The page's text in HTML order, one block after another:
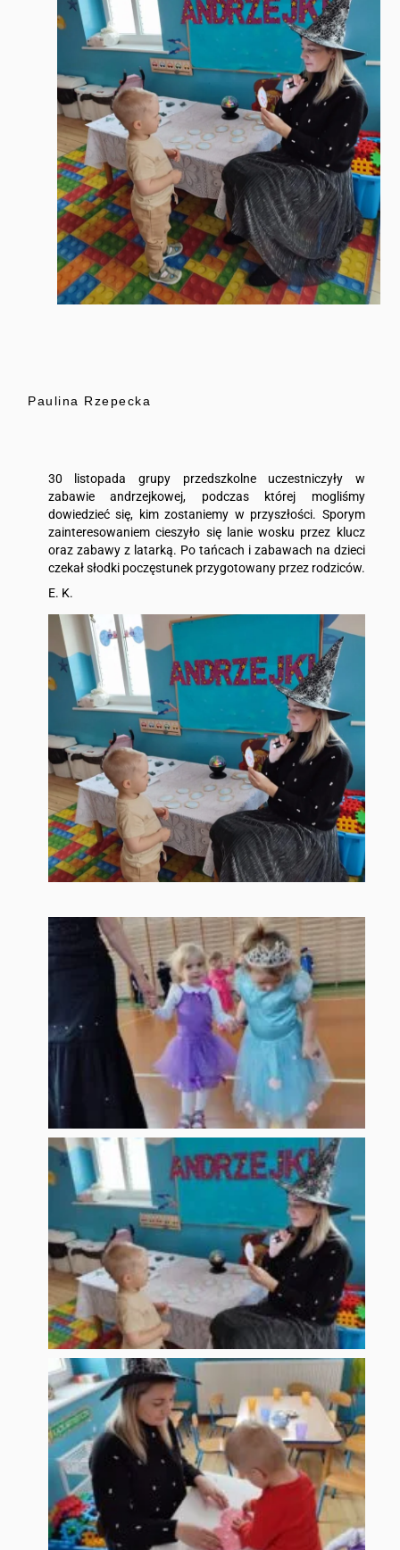
Paulina Rzepecka
30 listopada grupy przedszkolne uczestniczyły w
zabawie andrzejkowej, podczas której mogliśmy
dowiedzieć się, kim zostaniemy w przyszłości. Sporym
zainteresowaniem cieszyło się lanie wosku przez klucz
oraz zabawy z latarką. Po tańcach i zabawach na dzieci
czekał słodki poczęstunek przygotowany przez rodziców.
E. K.